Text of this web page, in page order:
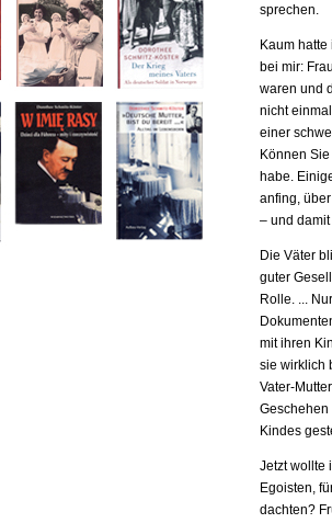
sprechen.
Kaum
bei mir:
waren und
nicht
einer
Können
habe.
anfing,
– und
Die Väter
guter
Rolle. ...
mit ihren
sie wirklich
Vater-
Geschehen
Kindes
Jetzt wollte
Egoisten,
dachten?